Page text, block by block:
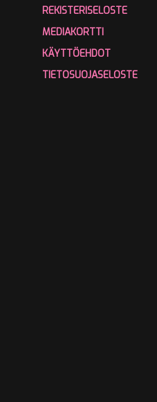
REKISTERISELOSTE
MEDIAKORTTI
KÄYTTÖEHDOT
TIETOSUOJASELOSTE